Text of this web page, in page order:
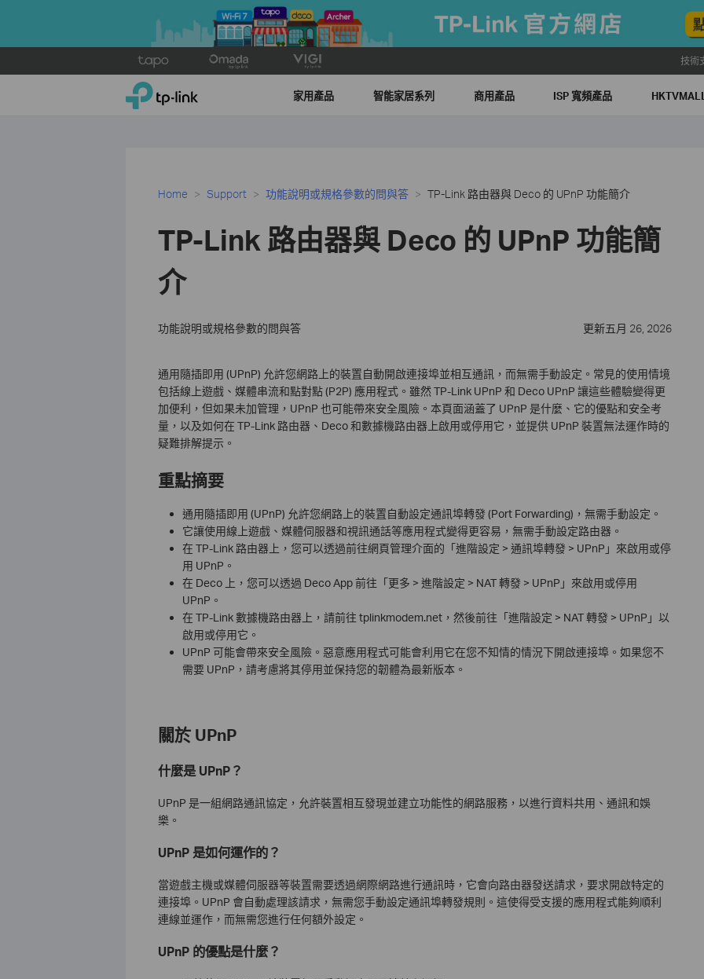
to
技術
TP-Link, Reliably Smart 家用產品 智能家居系列 商用產品 ISP 寬頻產品
Home Support 功能說明或規格參數的問與答 TP-Link 路由器與 Deco 的 UPnP 功能簡介
TP-Link 路由器與 Deco 的 UPnP 功能簡
介
功能說明或規格參數的問與答 更新五月 26, 2026
通用隨插即用 (UPnP) 允許您網路上的裝置自動開啟連接埠並相互通訊，而無需手動設定。常見的使用情境
包括線上遊戲、媒體串流和點對點 (P2P) 應用程式。雖然 TP-Link UPnP 和 Deco UPnP 讓這些體驗變得更
加便利，但如果未加管理，UPnP 也可能帶來安全風險。本頁面涵蓋了 UPnP 是什麼、它的優點和安全考
量，以及如何在 TP-Link 路由器、Deco 和數據機路由器上啟用或停用它，並提供 UPnP 裝置無法運作時的
疑難排解提示。
重點摘要
通用隨插即用 (UPnP) 允許您網路上的裝置自動設定通訊埠轉發 (Port Forwarding)，無需手動設定。
它讓使用線上遊戲、媒體伺服器和視訊通話等應用程式變得更容易，無需手動設定路由器。
在 TP-Link 路由器上，您可以透過前往網頁管理介面的「進階設定 > 通訊埠轉發 > UPnP」來啟用或停
用 UPnP。
在 Deco 上，您可以透過 Deco App 前往「更多 > 進階設定 > NAT 轉發 > UPnP」來啟用或停用
UPnP。
在 TP-Link 數據機路由器上，請前往 tplinkmodem.net，然後前往「進階設定 > NAT 轉發 > UPnP」以
啟用或停用它。
UPnP 可能會帶來安全風險。惡意應用程式可能會利用它在您不知情的情況下開啟連接埠。如果您不
需要 UPnP，請考慮將其停用並保持您的韌體為最新版本。
關於 UPnP
什麼是 UPnP？
UPnP 是一組網路通訊協定，允許裝置相互發現並建立功能性的網路服務，以進行資料共用、通訊和娛
樂。
UPnP 是如何運作的？
當遊戲主機或媒體伺服器等裝置需要透過網際網路進行通訊時，它會向路由器發送請求，要求開啟特定的
連接埠。UPnP 會自動處理該請求，無需您手動設定通訊埠轉發規則。這使得受支援的應用程式能夠順利
連線並運作，而無需您進行任何額外設定。
UPnP 的優點是什麼？